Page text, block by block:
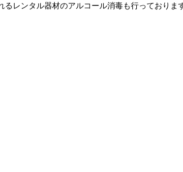
レンタル器材のアルコール消毒も行っておりま